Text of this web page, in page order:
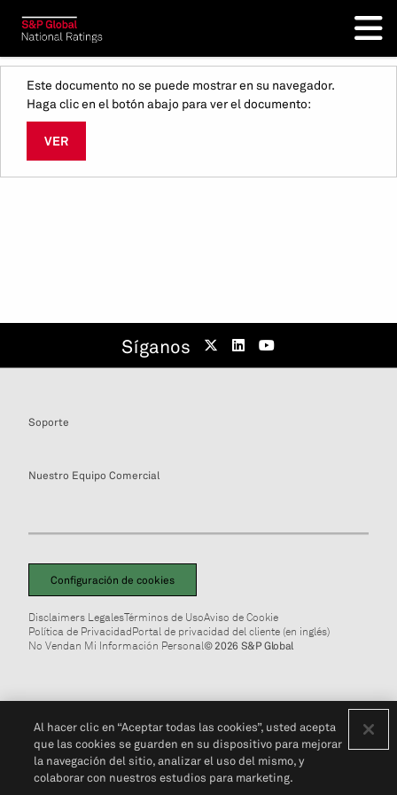
Este documento no se puede mostrar en su navegador.
Haga clic en el botón abajo para ver el documento:
VER
Síganos
Soporte
Nuestro Equipo Comercial
Configuración de cookies
Disclaimers LegalesTérminos de UsoAviso de Cookie
Política de PrivacidadPortal de privacidad del cliente (en inglés)
No Vendan Mi Información Personal© 2026 S&P Global
Al hacer clic en “Aceptar todas las cookies”, usted acepta
que las cookies se guarden en su dispositivo para mejorar
la navegación del sitio, analizar el uso del mismo, y
colaborar con nuestros estudios para marketing.